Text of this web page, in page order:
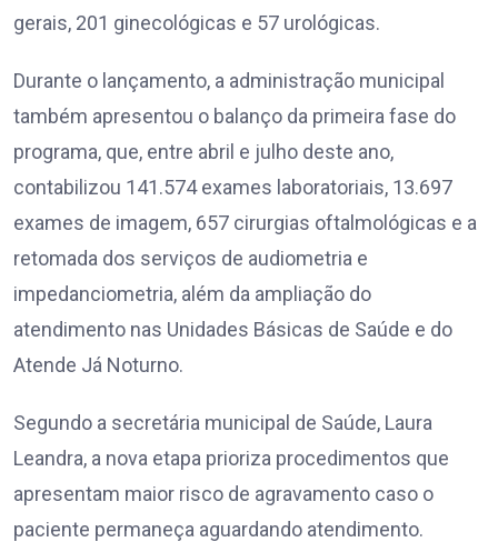
gerais, 201 ginecológicas e 57 urológicas.
Durante o lançamento, a administração municipal
também apresentou o balanço da primeira fase do
programa, que, entre abril e julho deste ano,
contabilizou 141.574 exames laboratoriais, 13.697
exames de imagem, 657 cirurgias oftalmológicas e a
retomada dos serviços de audiometria e
impedanciometria, além da ampliação do
atendimento nas Unidades Básicas de Saúde e do
Atende Já Noturno.
Segundo a secretária municipal de Saúde, Laura
Leandra, a nova etapa prioriza procedimentos que
apresentam maior risco de agravamento caso o
paciente permaneça aguardando atendimento.